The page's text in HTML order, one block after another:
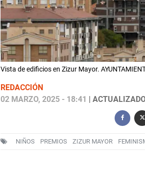
Vista de edificios en Zizur Mayor.
REDACCIÓN
02 MARZO, 2025 - 18:41 |
NIÑOS PREMIOS ZIZUR MAYOR